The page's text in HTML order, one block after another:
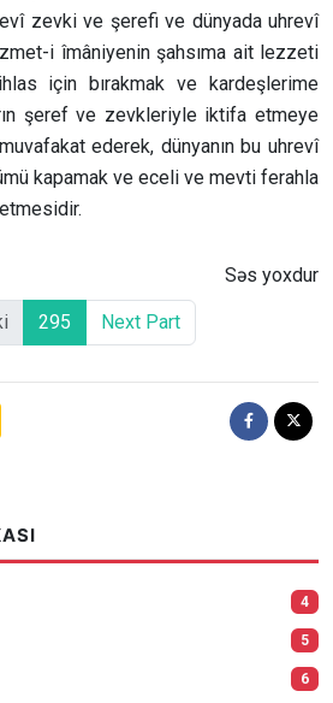
zevki ve şerefi ve dünyada uhrevî
i îmâniyenin şahsıma ait lezzeti
için bırakmak ve kardeşlerime
şeref ve zevkleriyle iktifa etmeye
ederek, dünyanın bu uhrevî
kapamak ve eceli ve mevti ferahla
Səs yoxdur
295 Next Part
4
5
6